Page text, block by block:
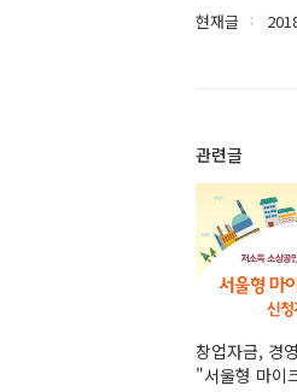
현재글
관련글
창업자금, 경
"서울형 마이